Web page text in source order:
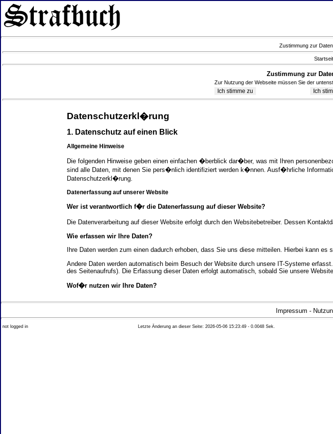
Zustimmung zur
Zustimmung zur
Zur Nutzung der Webseite müssen Sie der
Datenschutzerkl�rung
1. Datenschutz auf einen Blick
Allgemeine Hinweise
Die folgenden Hinweise geben einen einfachen �berblick dar�ber, was mit Ihren
sind alle Daten, mit denen Sie pers�nlich identifiziert werden k�nnen. Ausf�hrliche
Datenschutzerkl�rung.
Datenerfassung auf unserer Website
Wer ist verantwortlich f�r die Datenerfassung auf dieser Website?
Die Datenverarbeitung auf dieser Website erfolgt durch den Websitebetreiber. Dessen
Wie erfassen wir Ihre Daten?
Ihre Daten werden zum einen dadurch erhoben, dass Sie uns diese mitteilen. Hierbei kann
Andere Daten werden automatisch beim Besuch der Website durch unsere IT-Systeme
des Seitenaufrufs). Die Erfassung dieser Daten erfolgt automatisch, sobald Sie unsere
Wof�r nutzen wir Ihre Daten?
Ein Teil der Daten wird erhoben, um eine fehlerfreie Bereitstellung der Website zu
Welche Rechte haben Sie bez�glich Ihrer Daten?
Sie haben jederzeit das Recht unentgeltlich Auskunft �ber Herkunft, Empf�nger und Zweck
Impressum -
not logged in Letzte Änderung an dieser Seite: 2026-05-06 15:23:49 - 0.0048 Sek.